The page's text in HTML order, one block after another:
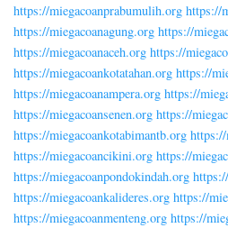
https://miegacoanprabumulih.org https://
https://miegacoanagung.org https://
https://miegacoanaceh.org https://
https://miegacoankotatahan.org https://
https://miegacoanampera.org https://
https://miegacoansenen.org https://
https://miegacoankotabimantb.org
https://miegacoancikini.org https://
https://miegacoanpondokindah.org
https://miegacoankalideres.org https://
https://miegacoanmenteng.org https://